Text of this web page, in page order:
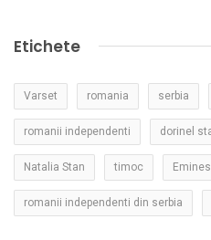
Etichete
Varset romania serbia
romanii independenti dorinel
Natalia Stan timoc
romanii independenti din serbia